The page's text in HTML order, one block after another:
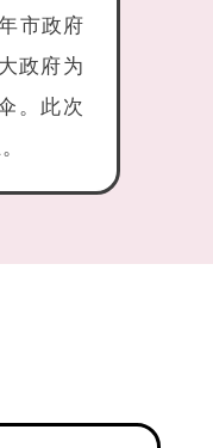
市政府
政府为
。此次